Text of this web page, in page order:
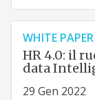
WHITE PAPER
HR 4.0: il
data
29 Gen 2022